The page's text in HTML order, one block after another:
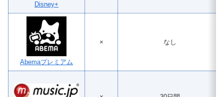
Disney+
Abemaプレミアム
× なし